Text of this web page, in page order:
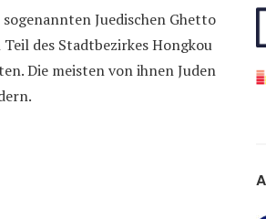
Juedischen Ghetto
des Stadtbezirkes Hongkou
Die meisten von ihnen Juden